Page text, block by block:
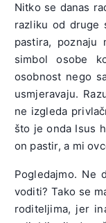
Nitko se danas
razliku od druge
pastira, poznaju
simbol osobe
osobnost nego
usmjeravaju.
ne izgleda
što je onda Isus
on pastir, a mi
Pogledajmo. Ne
voditi? Tako se
roditeljima, jer